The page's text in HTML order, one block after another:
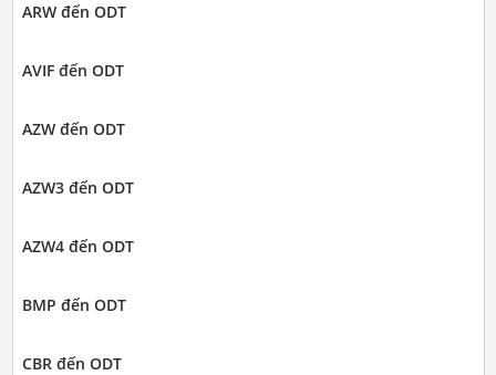
ARW đến ODT
AVIF đến ODT
AZW đến ODT
AZW3 đến ODT
AZW4 đến ODT
BMP đến ODT
CBR đến ODT